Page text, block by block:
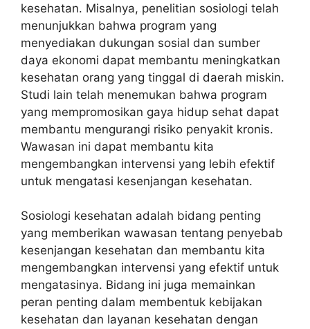
kesehatan. Misalnya, penelitian sosiologi telah
menunjukkan bahwa program yang
menyediakan dukungan sosial dan sumber
daya ekonomi dapat membantu meningkatkan
kesehatan orang yang tinggal di daerah miskin.
Studi lain telah menemukan bahwa program
yang mempromosikan gaya hidup sehat dapat
membantu mengurangi risiko penyakit kronis.
Wawasan ini dapat membantu kita
mengembangkan intervensi yang lebih efektif
untuk mengatasi kesenjangan kesehatan.
Sosiologi kesehatan adalah bidang penting
yang memberikan wawasan tentang penyebab
kesenjangan kesehatan dan membantu kita
mengembangkan intervensi yang efektif untuk
mengatasinya. Bidang ini juga memainkan
peran penting dalam membentuk kebijakan
kesehatan dan layanan kesehatan dengan